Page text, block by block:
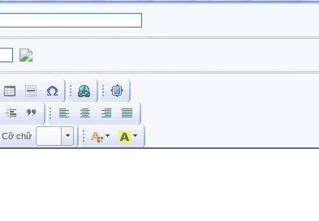
Cỡ chữ Kích cỡ phông